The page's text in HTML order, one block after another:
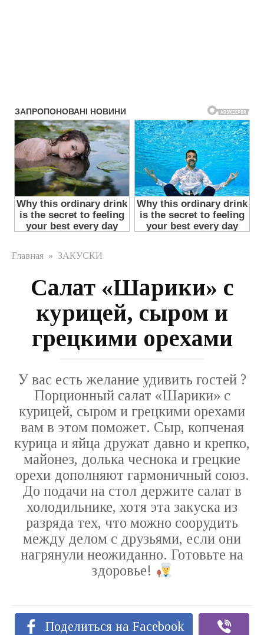
Главная » ЗАКУСКИ
Салат «Шарики» с
курицей, сыром и
грецкими орехами
У вас есть желание удивить гостей ?
Порционный салат «Шарики» с
курицей, сыром и грецкими орехами
вам в этом поможет. Сыр, копченая
курица и яйца дружат давно и крепко,
майонез, долька чеснока и грецкие
орехи дополняют гармоничный союз.
До подачи на стол держите салат в
холодильнике, хотя эта закуска из
разряда тех, что можно соорудить
между делом с друзьями, если они
нагрянули неожиданно. Готовьте на
здоровье!
Поделиться на Facebook